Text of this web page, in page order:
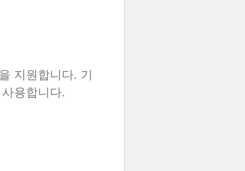
지원합니다. 기
용합니다.